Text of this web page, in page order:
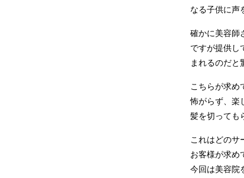
なる子供に声
確かに美容師
ですが提供し
まれるのだと
こちらが求め
怖がらず、楽
髪を切っても
これはどのサ
お客様が求め
今回は美容院